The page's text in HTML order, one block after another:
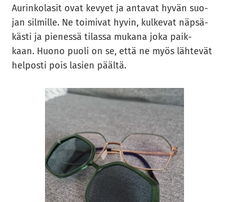
Au­rin­ko­la­sit ovat ke­vyet ja an­ta­vat hyvän suo­
jan sil­mil­le. Ne toi­mi­vat hyvin, kul­ke­vat näp­sä­
käs­ti ja pie­nes­sä ti­las­sa mu­ka­na joka paik­
kaan. Huono puoli on se, että ne myös läh­te­vät
hel­pos­ti pois la­sien pääl­tä.